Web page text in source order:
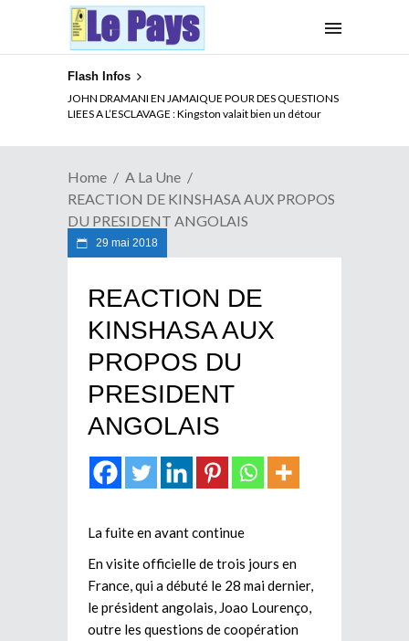
Flash Infos
JOHN DRAMANI EN JAMAIQUE POUR DES QUESTIONS
LIEES A L’ESCLAVAGE : Kingston valait bien un détour
ELECTION DE TALON A LA TETE DU SENAT BENINOIS :
Quand Patrice quitte le pouvoir sans partir !
Home
A La Une
REACTION DE KINSHASA AUX PROPOS
DU PRESIDENT ANGOLAIS
29 mai 2018
REACTION DE
KINSHASA AUX
PROPOS DU
PRESIDENT
ANGOLAIS
La fuite en avant continue
En visite officielle de trois jours en
France, qui a débuté le 28 mai dernier,
le président angolais, Joao Lourenço,
outre les questions de coopération